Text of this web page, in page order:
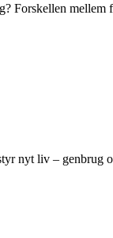
Forskellen mellem
nyt liv – genbrug